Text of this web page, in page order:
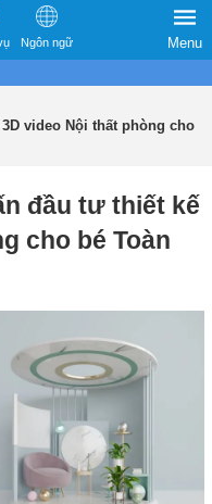
Ngôn ngữ Menu
video Nội thất phòng cho
đầu tư thiết kế
cho bé Toàn